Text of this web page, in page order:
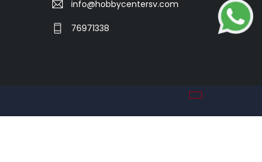
info@hobbycentersv.com
76971338